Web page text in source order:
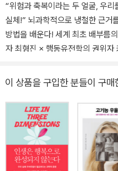
“위험과 축복이라는 두 얼굴, 우
실체!” 뇌과학적으로 냉철한 근거를 이해하고 의학적으로 실천적
방법을 배운다! 세계 최초 배부름의 비밀을 찾은 서울대 의사과학
자 최형진 × 행동유전학의 권위자
비·삭센다 등 최신 과학까지 먹는 욕망에 관한 모든 것 “바쁜 일
서” 먹는 욕망이 왜 중요할까? 너무 많은 자극과 음식이 우리 일
상 모든 것을 좌우하기에 이르렀
계, 성장 환경, 라이프스타일, 업
의 모든 것에 영향을 끼치고 있다.
화하였고, 현대사회는 이러한 인
이 상품을 구입한 분들이 구매